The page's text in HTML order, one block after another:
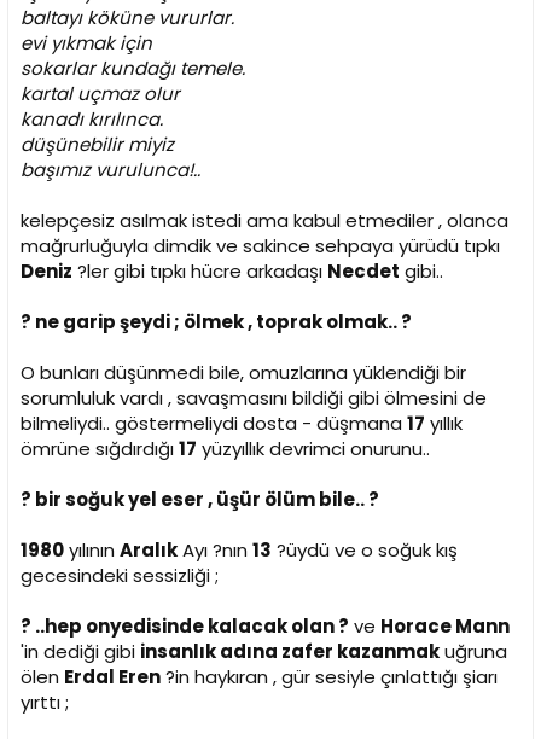
baltayı köküne vururlar.
evi yıkmak için
sokarlar kundağı temele.
kartal uçmaz olur
kanadı kırılınca.
düşünebilir miyiz
başımız vurulunca!..
kelepçesiz asılmak istedi ama kabul etmediler , olanca
mağrurluğuyla dimdik ve sakince sehpaya yürüdü tıpkı
Deniz ?ler gibi tıpkı hücre arkadaşı Necdet gibi..
? ne garip şeydi ; ölmek , toprak olmak.. ?
O bunları düşünmedi bile, omuzlarına yüklendiği bir
sorumluluk vardı , savaşmasını bildiği gibi ölmesini de
bilmeliydi.. göstermeliydi dosta - düşmana 17 yıllık
ömrüne sığdırdığı17 yüzyıllık devrimci onurunu..
? bir soğuk yel eser , üşür ölüm bile.. ?
1980yılının AralıkAyı ?nın 13 ?üydü ve o soğuk kış
gecesindeki sessizliği ;
? ..hep onyedisinde kalacak olan ? ve Horace Mann
'in dediği gibi insanlık adına zafer kazanmakuğruna
ölen Erdal Eren?in haykıran , gür sesiyle çınlattığı şiarı
yırttı ;